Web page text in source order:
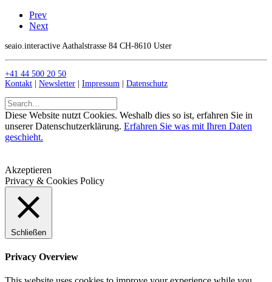
Prev
Next
seaio.interactive Aathalstrasse 84 CH-8610 Uster
+41 44 500 20 50
Kontakt
Newsletter Impressum Datenschutz
Diese Website nutzt Cookies. Weshalb dies so ist, erfahren Sie in
unserer Datenschutzerklärung. Erfahren Sie was mit Ihren Daten
geschieht.
Akzeptieren
Privacy & Cookies Policy
Schließen
Privacy Overview